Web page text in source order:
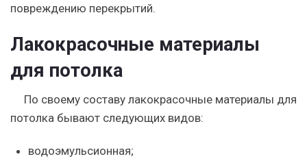
повреждению перекрытий.
Лакокрасочные материалы
для потолка
По своему составу лакокрасочные материалы для
потолка бывают следующих видов:
водоэмульсионная;